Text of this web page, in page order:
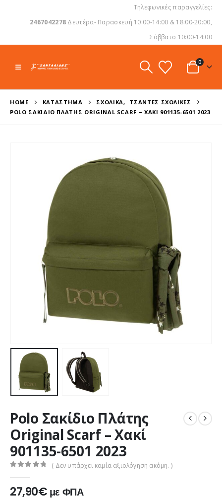
Τηλεφωνικές παραγγελίες:
2467042278 Δευτέρα- Παρασκευή 10:00-14:00 & 18:00-20:00,
Σάββατο 10:00-14:00
0
HOME ΚΑΤΆΣΤΗΜΑ ΣΧΟΛΙΚΆ,
ΤΣΆΝΤΕΣ ΣΧΟΛΙΚΈΣ
POLO ΣΑΚΊΔΙΟ ΠΛΆΤΗΣ ORIGINAL SCARF – ΧΑΚΊ 901135-6501 2023
Polo Σακίδιο Πλάτης
Original Scarf – Χακί
901135-6501 2023
( Δεν υπάρχει καμία αξιολόγηση ακόμη. )
27,90€ με ΦΠΑ